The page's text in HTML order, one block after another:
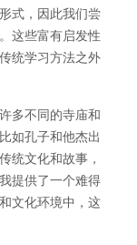
式，因此我们尝
这些富有启发性
统学习方法之外
多不同的寺庙和
如孔子和他杰出
统文化和故事，
提供了一个难得
文化环境中，这